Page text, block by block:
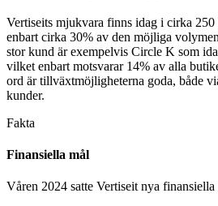
Vertiseits mjukvara finns idag i cirka 250
enbart cirka 30% av den möjliga
stor kund är exempelvis Circle K som
vilket enbart motsvarar 14% av alla
ord är tillväxtmöjligheterna goda, både
kunder.
Fakta
Finansiella mål
Våren 2024 satte Vertiseit nya finansiella